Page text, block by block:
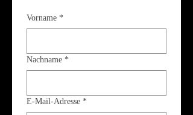
Vorname *
Nachname *
E-Mail-Adresse *